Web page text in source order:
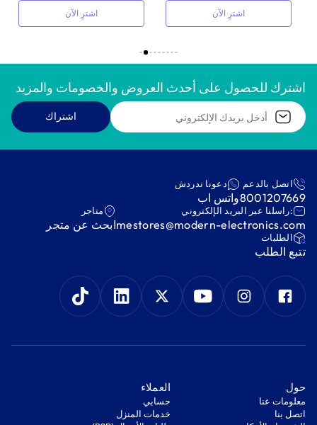
اشترِ الآن اشترِ الآن
اشترك للحصول على أحدث العروض والخصومات والمزيد
اشتراك
اتصل بالدعم
8001207669
دعونا ندردش
واتس اب
:راسلنا عبر البريد الإلكتروني
mestores@modern-electronics.com
متاجر
ابحث عن متجر
‫الطلبات‬
‫تتبع الطلب‬
‫حول‬
معلومات عنا
اتصل بنا
‫العملاء‬
‫حسابي‬
‫خدمات المنزل‬